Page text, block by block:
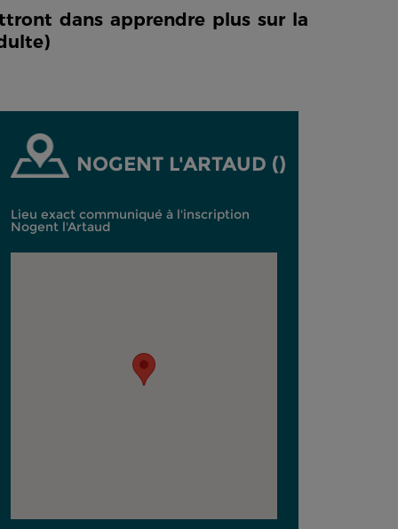
dans apprendre plus sur la
NOGENT L'ARTAUD ()
Lieu exact communiqué à l'inscription
Nogent l'Artaud